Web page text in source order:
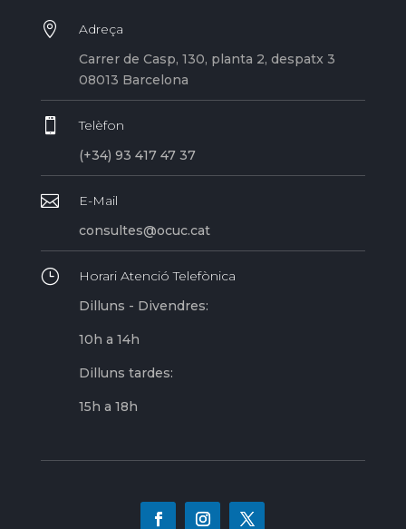

Adreça
Carrer de Casp, 130, planta 2, despatx 3
08013 Barcelona

Telèfon
(+34) 93 417 47 37

E-Mail
consultes@ocuc.cat
}
Horari Atenció Telefònica
Dilluns - Divendres:
10h a 14h
Dilluns tardes:
15h a 18h